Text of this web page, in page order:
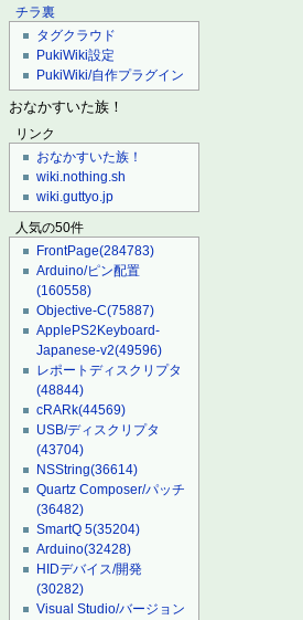
チラ裏
タグクラウド
PukiWiki設定
PukiWiki/自作プラグイン
おなかすいた族！
リンク
おなかすいた族！
wiki.nothing.sh
wiki.guttyo.jp
人気の50件
FrontPage(284783)
Arduino/ピン配置
(160558)
Objective-C(75887)
ApplePS2Keyboard-
Japanese-v2(49596)
レポートディスクリプタ
(48844)
cRARk(44569)
USB/ディスクリプタ
(43704)
NSString(36614)
Quartz Composer/パッチ
(36482)
SmartQ 5(35204)
Arduino(32428)
HIDデバイス/開発
(30282)
Visual Studio/バージョン